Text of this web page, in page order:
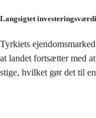
Langsigtet investeringsværdi
Tyrkiets
at landet fortsætter med
stige, hvilket gør det til